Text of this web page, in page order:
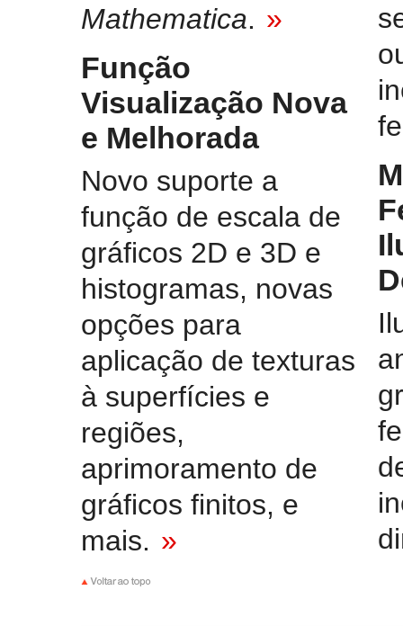
Mathematica. »
Função
Visualização Nova
e Melhorada
Novo suporte a
função de escala de
gráficos 2D e 3D e
histogramas, novas
opções para
aplicação de texturas
à superfícies e
regiões,
aprimoramento de
gráficos finitos, e
mais. »